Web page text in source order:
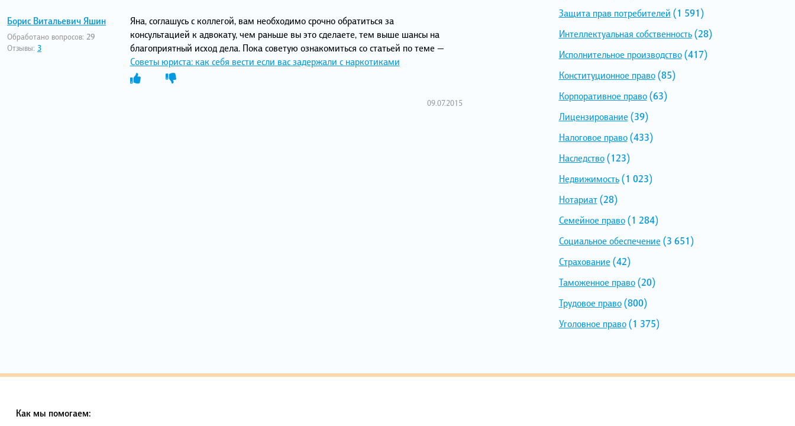
Борис Витальевич Яшин
Обработано вопросов: 29
Отзывы: 3
Яна, соглашусь с коллегой, вам необходимо срочно обратиться за
консультацией к адвокату, чем раньше вы это сделаете, тем выше шансы на
благоприятный исход дела. Пока советую ознакомиться со статьей по теме —
Советы юриста: как себя вести если вас задержали с наркотиками
09.07.2015
Защита прав потребителей (1 591)
Интеллектуальная собственность(28)
Исполнительное производство(417)
Конституционное право(85)
Корпоративное право(63)
Лицензирование (39)
Налоговое право(433)
Наследство(123)
Недвижимость(1 023)
Нотариат(28)
Семейное право(1 284)
Социальное обеспечение (3 651)
Страхование (42)
Таможенное право(20)
Трудовое право(800)
Уголовное право(1 375)
Как мы помогаем: